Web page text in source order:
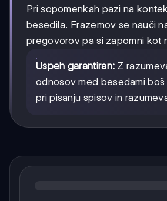
Pri sopomenkah pazi na
besedila. Frazemov se nauči
pregovorov pa si zapomni kot
Uspeh garantiran: Z
odnosov med besedami
pri pisanju spisov in